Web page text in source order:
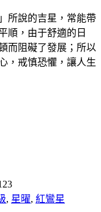
所說的吉星，常能帶
順，由于舒適的日
而阻礙了發展；所以
，戒慎恐懼，讓人生
, 星曜, 紅鸞星